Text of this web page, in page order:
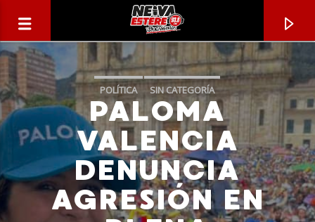
POLÍTICA SIN CATEGORÍA
PALOMA
VALENCIA
DENUNCIA
AGRESIÓN EN